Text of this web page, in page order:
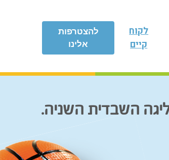
להצטרפות
אלינו
לקוח
קיים
השבדית השניה.